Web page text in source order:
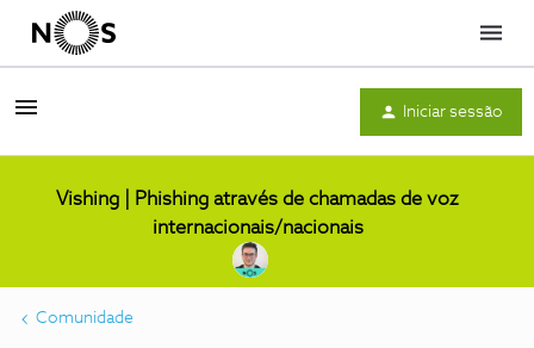
Menu
Iniciar sessão
Vishing | Phishing através de chamadas de voz
internacionais/nacionais
Comunidade